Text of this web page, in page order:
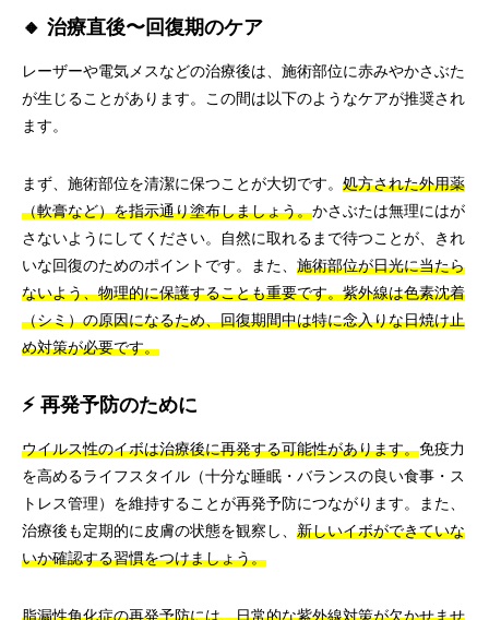
🔸 治療直後〜回復期のケア
レーザーや電気メスなどの治療後は、施術部位に赤みやかさぶた
が生じることがあります。この間は以下のようなケアが推奨され
ます。
まず、施術部位を清潔に保つことが大切です。 処方された外用薬
（軟膏など）を指示通り塗布しましょう。かさぶたは無理にはが
さないようにしてください。自然に取れるまで待つことが、きれ
いな回復のためのポイントです。また、 施術部位が日光に当たら
ないよう、物理的に保護することも重要です。紫外線は色素沈着
（シミ）の原因になるため、回復期間中は特に念入りな日焼け止
め対策が必要です。
⚡ 再発予防のために
ウイルス性のイボは治療後に再発する可能性があります。免疫力
を高めるライフスタイル（十分な睡眠・バランスの良い食事・ス
トレス管理）を維持することが再発予防につながります。また、
治療後も定期的に皮膚の状態を観察し、 新しいイボができていな
いか確認する習慣をつけましょう。
脂漏性角化症の再発予防には、日常的な紫外線対策が欠かせませ